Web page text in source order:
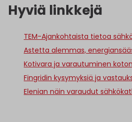
Hyviä linkkejä
TEM-Ajankohtaista tietoa
Astetta alemmas,
Kotivara ja varautuminen
Fingridin kysymyksiä ja
Elenian näin varaudut